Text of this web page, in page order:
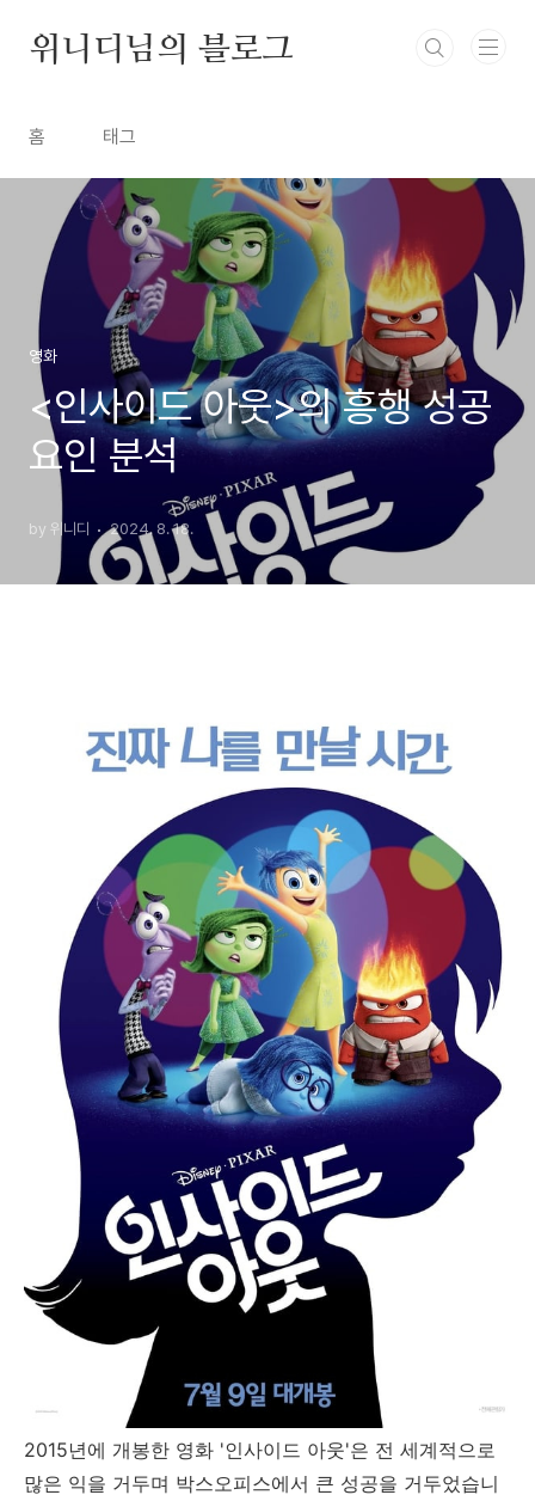
위니디님의 블로그
홈 태그
영화
<인사이드 아웃>의 흥행 성공
요인 분석
by 위니디 2024. 8. 18.
2015년에 개봉한 영화 '인사이드 아웃'은 전 세계적으로
많은 익을 거두며 박스오피스에서 큰 성공을 거두었습니